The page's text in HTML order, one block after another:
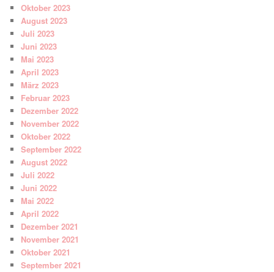
Oktober 2023
August 2023
Juli 2023
Juni 2023
Mai 2023
April 2023
März 2023
Februar 2023
Dezember 2022
November 2022
Oktober 2022
September 2022
August 2022
Juli 2022
Juni 2022
Mai 2022
April 2022
Dezember 2021
November 2021
Oktober 2021
September 2021